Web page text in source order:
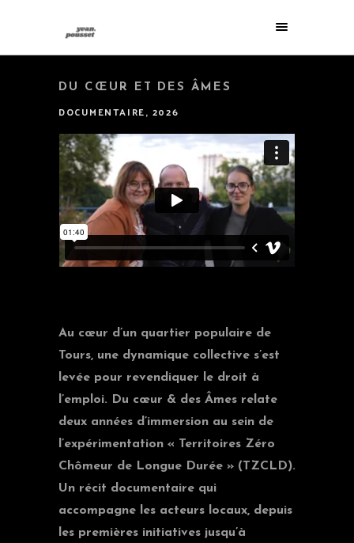
DU CŒUR ET DES ÂMES
DOCUMENTAIRE, 2026
Au cœur d’un quartier populaire de
Tours, une dynamique collective s’est
levée pour revendiquer le droit à
l’emploi. Du cœur & des Âmes relate
deux années d’immersion au sein de
l’expérimentation « Territoires Zéro
Chômeur de Longue Durée » (TZCLD).
Un récit documentaire qui
accompagne les acteurs locaux, depuis
les premières initiatives jusqu’à